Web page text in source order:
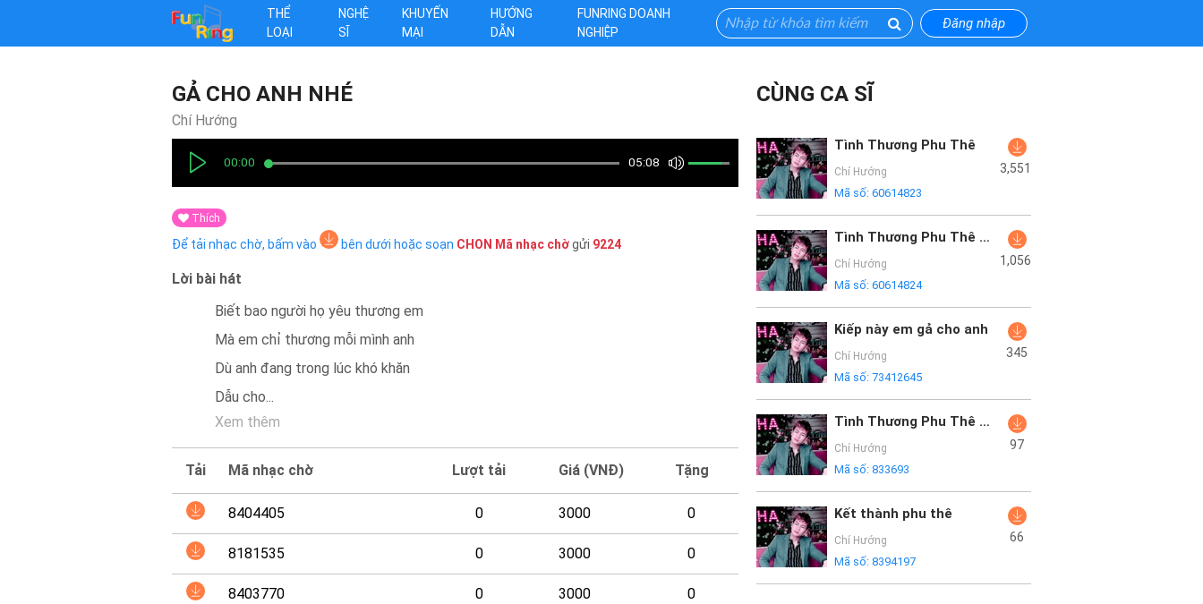
THỂ
LOẠI
NGHỆ
SĨ
KHUYẾN
MẠI
HƯỚNG
DẪN
FUNRING DOANH
NGHIỆP
Đăng nhập
GẢ CHO ANH NHÉ
Chí Hướng
00:00 05:08
Thích
Để tải nhạc chờ, bấm vào bên dưới hoặc soạn CHON Mã nhạc chờgửi 9224
Lời bài hát
Biết bao người họ yêu thương em
Mà em chỉ thương mỗi mình anh
Dù anh đang trong lúc khó khăn
Dẫu cho...
Xem thêm
Tải Mã nhạc chờ Lượt tải Giá (VNĐ) Tặng
8404405 0 3000 0
8181535 0 3000 0
8403770 0 3000 0
CÙNG CA SĨ
Tình Thương Phu Thê
Chí Hướng
Mã số:60614823
3,551
Tình Thương Phu Thê (Remix)
Chí Hướng
Mã số:60614824
1,056
Kiếp này em gả cho anh
Chí Hướng
Mã số:73412645
345
Tình Thương Phu Thê (Lofi Version)
Chí Hướng
Mã số:833693
97
Kết thành phu thê
Chí Hướng
Mã số:8394197
66